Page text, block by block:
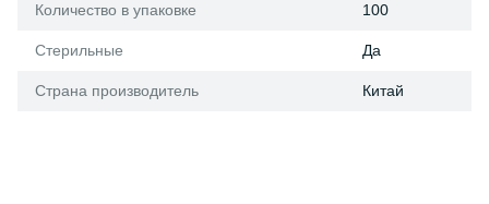
Количество в упаковке 100
Стерильные Да
Страна производитель Китай